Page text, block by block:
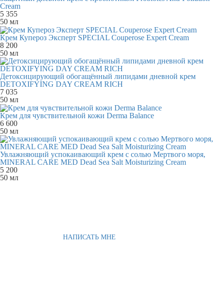
Cream
5 355
50 мл
Крем Купероз Эксперт SPECIAL Couperose Expert Cream
8 200
50 мл
Детоксицирующий обогащённый липидами дневной крем
DETOXIFYING DAY CREAM RICH
7 035
50 мл
Крем для чувствительной кожи Derma Balance
6 600
50 мл
Увлажняющий успокаивающий крем с солью Мертвого моря,
MINERAL CARE MED Dead Sea Salt Moisturizing Cream
5 200
50 мл
НАПИСАТЬ МНЕ